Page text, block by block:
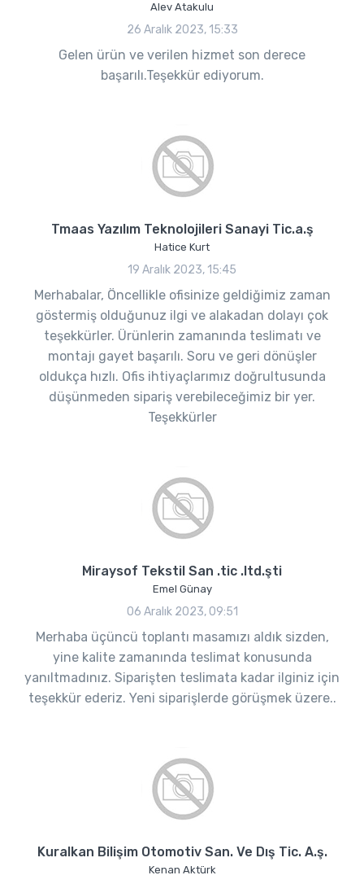
Alev Atakulu
26 Aralık 2023, 15:33
Gelen ürün ve verilen hizmet son derece
başarılı.Teşekkür ediyorum.
Tmaas Yazılım Teknolojileri Sanayi Tic.a.ş
Hatice Kurt
19 Aralık 2023, 15:45
Merhabalar, Öncellikle ofisinize geldiğimiz zaman
göstermiş olduğunuz ilgi ve alakadan dolayı çok
teşekkürler. Ürünlerin zamanında teslimatı ve
montajı gayet başarılı. Soru ve geri dönüşler
oldukça hızlı. Ofis ihtiyaçlarımız doğrultusunda
düşünmeden sipariş verebileceğimiz bir yer.
Teşekkürler
Miraysof Tekstil San .tic .ltd.şti
Emel Günay
06 Aralık 2023, 09:51
Merhaba üçüncü toplantı masamızı aldık sizden,
yine kalite zamanında teslimat konusunda
yanıltmadınız. Siparişten teslimata kadar ilginiz için
teşekkür ederiz. Yeni siparişlerde görüşmek üzere..
Kuralkan Bilişim Otomotiv San. Ve Dış Tic. A.ş.
Kenan Aktürk